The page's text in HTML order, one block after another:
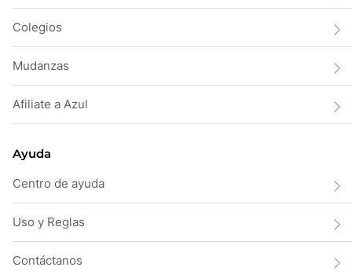
Colegios
Mudanzas
Afiliate a Azul
Ayuda
Centro de ayuda
Uso y Reglas
Contáctanos